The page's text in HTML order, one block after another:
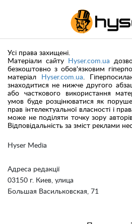
Hyser Media
Адреса редакції
03150 г. Киев, улица
Большая Васильковская, 71
Усі права захищені.
Матеріали сайту
Hyser.com.ua
безкоштовно з обов'язковим
матеріал
Hyser.com.ua .
знаходитися не нижче другого
або часткового використання
умов буде розцінюватися як
прав інтелектуальної власності і
може не поділяти точку зору
Відповідальність за зміст реклами